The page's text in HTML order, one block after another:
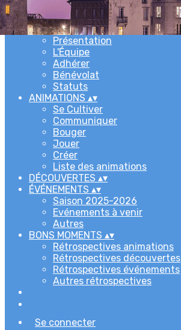
ACCUEIL▴ ▾
L'ASSOCIATION▴▾
Newsletters
Présentation
L'Équipe
Adhérer
Bénévolat
Statuts
ANIMATIONS ▴▾
Se Cultiver
Communiquer
Bouger
Jouer
Créer
Liste des animations
DÉCOUVERTES ▴▾
ÉVÉNEMENTS ▴▾
Saison 2025-2026
Evénements à venir
Autres
BONS MOMENTS ▴▾
Rétrospectives animations
Rétrospectives découvertes
Rétrospectives événements
Autres rétrospectives
Se connecter